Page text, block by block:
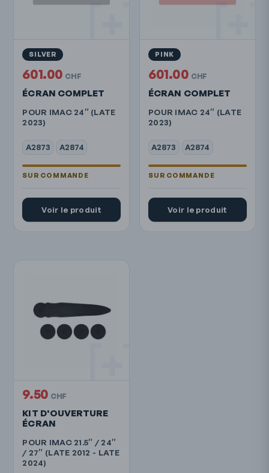
ÉCRAN COMPLET
POUR IMAC 24″ (LATE
2023)
A2873 A2874
SILVER
601.00 CHF
Voir le produit
ÉCRAN COMPLET
POUR IMAC 24″ (LATE
2023)
A2873 A2874
PINK
601.00 CHF
Voir le produit
KIT D'OUVERTURE
ÉCRAN
POUR IMAC 21.5″ / 24″
/ 27″ (LATE 2012 - LATE
2024)
9.50 CHF